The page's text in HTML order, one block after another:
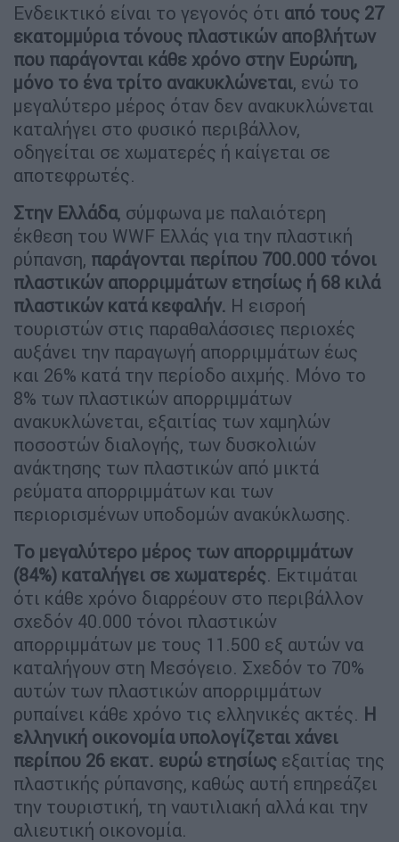
Ενδεικτικό είναι το γεγονός ότι από τους 27
εκατομμύρια τόνους πλαστικών αποβλήτων
που παράγονται κάθε χρόνο στην Ευρώπη,
μόνο το ένα τρίτο ανακυκλώνεται, ενώ το
μεγαλύτερο μέρος όταν δεν ανακυκλώνεται
καταλήγει στο φυσικό περιβάλλον,
οδηγείται σε χωματερές ή καίγεται σε
αποτεφρωτές.
Στην Ελλάδα, σύμφωνα με παλαιότερη
έκθεση του WWF Ελλάς για την πλαστική
ρύπανση, παράγονται περίπου 700.000 τόνοι
πλαστικών απορριμμάτων ετησίως ή 68 κιλά
πλαστικών κατά κεφαλήν. Η εισροή
τουριστών στις παραθαλάσσιες περιοχές
αυξάνει την παραγωγή απορριμμάτων έως
και 26% κατά την περίοδο αιχμής. Μόνο το
8% των πλαστικών απορριμμάτων
ανακυκλώνεται, εξαιτίας των χαμηλών
ποσοστών διαλογής, των δυσκολιών
ανάκτησης των πλαστικών από μικτά
ρεύματα απορριμμάτων και των
περιορισμένων υποδομών ανακύκλωσης.
Το μεγαλύτερο μέρος των απορριμμάτων
(84%) καταλήγει σε χωματερές. Εκτιμάται
ότι κάθε χρόνο διαρρέουν στο περιβάλλον
σχεδόν 40.000 τόνοι πλαστικών
απορριμμάτων με τους 11.500 εξ αυτών να
καταλήγουν στη Μεσόγειο. Σχεδόν το 70%
αυτών των πλαστικών απορριμμάτων
ρυπαίνει κάθε χρόνο τις ελληνικές ακτές. Η
ελληνική οικονομία υπολογίζεται χάνει
περίπου 26 εκατ. ευρώ ετησίως εξαιτίας της
πλαστικής ρύπανσης, καθώς αυτή επηρεάζει
την τουριστική, τη ναυτιλιακή αλλά και την
αλιευτική οικονομία.